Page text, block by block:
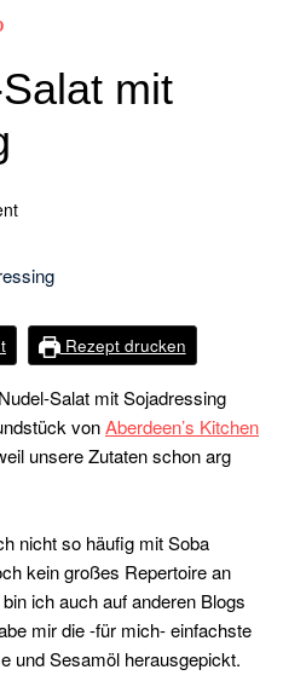
mit
Rezept drucken
Salat mit Sojadressing
vonAberdeen’s Kitchen
unsere Zutaten schon arg
nicht so häufig mit Soba
kein großes Repertoire an
ich auch auf anderen Blogs
mir die -für mich- einfachste
und Sesamöl herausgepickt.